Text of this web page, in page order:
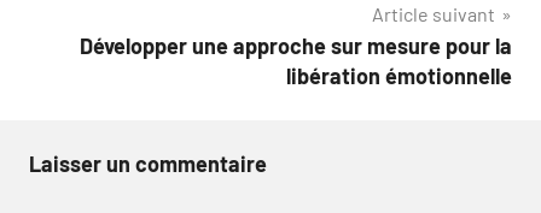
Article suivant
Développer une approche sur mesure pour la
libération émotionnelle
Laisser un commentaire